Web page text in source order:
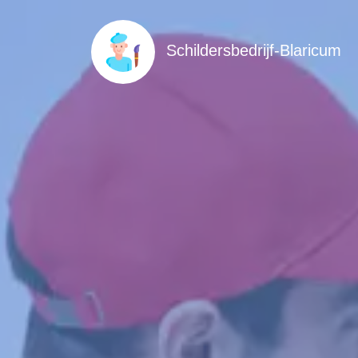
Schildersbedrijf-Blaricum